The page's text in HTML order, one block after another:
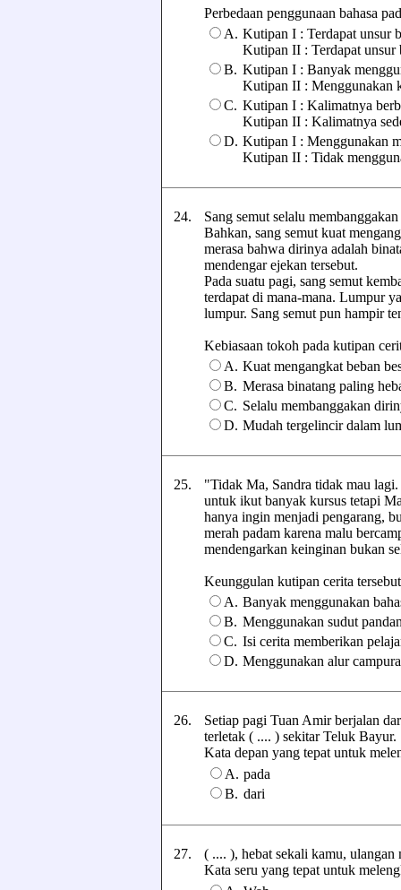
Perbedaan penggunaan bahasa
A. Kutipan I : Terdapat unsur
Kutipan II : Terdapat unsur
B. Kutipan I : Banyak
Kutipan II : Menggunakan
C. Kutipan I : Kalimatnya
Kutipan II : Kalimatnya
D. Kutipan I : Menggunakan
Kutipan II : Tidak
24.
Sang semut selalu
Bahkan, sang semut kuat
merasa bahwa dirinya adalah
mendengar ejekan tersebut.
Pada suatu pagi, sang semut
terdapat di mana-mana. Lumpur
lumpur. Sang semut pun hampir
Kebiasaan tokoh pada kutipan
A. Kuat mengangkat beban
B. Merasa binatang paling
C. Selalu membanggakan
D. Mudah tergelincir dalam
25.
"Tidak Ma, Sandra tidak mau
untuk ikut banyak kursus tetapi
hanya ingin menjadi pengarang,
merah padam karena malu
mendengarkan keinginan bukan
Keunggulan kutipan cerita
A. Banyak menggunakan
B. Menggunakan sudut
C. Isi cerita memberikan
D. Menggunakan alur
26.
Setiap pagi Tuan Amir berjalan
terletak ( .... ) sekitar Teluk Bayur.
Kata depan yang tepat untuk
A. pada
B. dari
27.
( .... ), hebat sekali kamu,
Kata seru yang tepat untuk